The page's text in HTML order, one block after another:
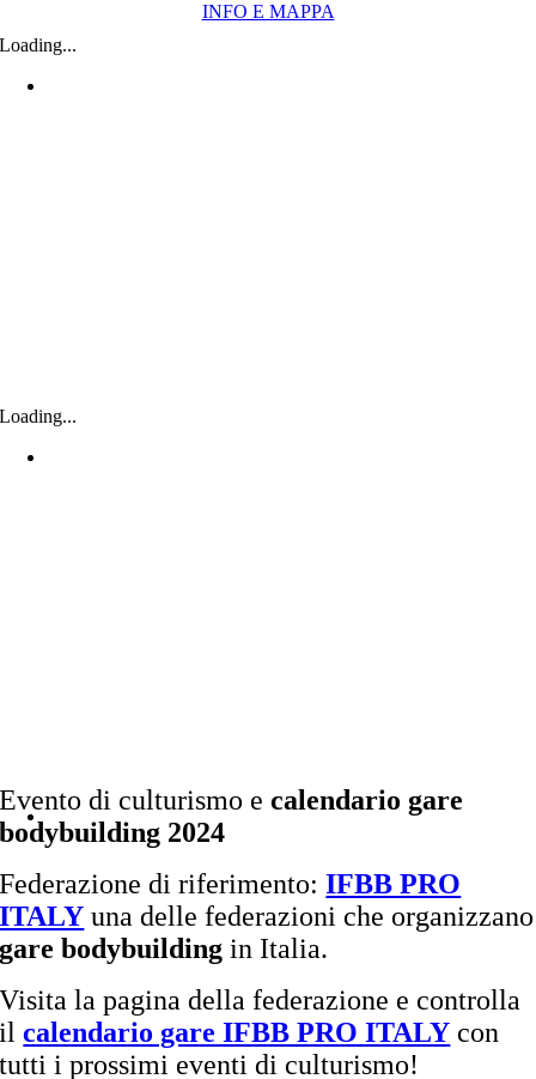
INFO E MAPPA
Loading...
Loading...
Evento di culturismo ecalendario gare
bodybuilding 2024
Federazione di riferimento:IFBB PRO
ITALY una delle federazioni che organizzano
gare bodybuildingin Italia.
Visita la pagina della federazione e controlla
ilcalendario gare IFBB PRO ITALY con
tutti i prossimi eventi di culturismo!